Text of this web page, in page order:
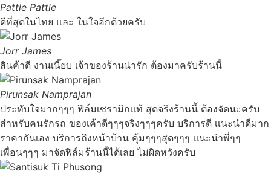
Pattie Pattie
ดีที่สุดในไทย และ ในใจอีกด้วยครับ
Jorr James
สินค้าดี งานเนี๊ยบ เจ้าของร้านน่ารัก ต้องมาครับร้านนี้
Pirunsak Namprajan
ประทับใจมากๆๆๆ ฟิล์มเซรามิกเเท้ สุดจริงร้านนี้ ต้องจัดนะครับ
สำหรับคนรักรถ ของเค้าดีๆๆๆจริงๆๆๆครับ บริการดี เเนะนำดีมาก
ราคากันเอง บริการถึงหน้าบ้าน คุ้มๆๆๆสุดๆๆๆ เเนะนำพี่ๆๆ
เพื่อนๆๆๆ มาจัดฟิล์มร้านนี้ได้เลย ไม่ผิดหวังครับ